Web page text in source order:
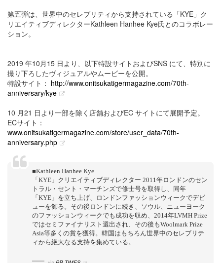
第五弾は、世界中のセレブリティから支持されている「KYE」ク
リエイティブディレクターKathleen Hanhee Kye氏とのコラボレー
ション。
2019 年10月15 日より、以下特設サイトおよびSNS にて、特別に
撮り下ろしたヴィジュアルやムービーを公開。
特設サイト： http://www.onitsukatigermagazine.com/70th-
anniversary/kye
10 月21 日より一部を除く店舗およびEC サイトにて展開予定。
ECサイト：
www.onitsukatigermagazine.com/store/user_data/70th-
anniversary.php
■Kathleen Hanhee Kye
「KYE」クリエイティブディレクター 2011年ロンドンのセン
トラル・セント・マーチンズで修士号を取得し、同年
「KYE」を立ち上げ、ロンドンファッションウィークでデビ
ューを飾る。その後ロンドンに続き、ソウル、ニューヨーク
のファッションウィークでも成功を収め、2014年LVMH Prize
ではセミファイナリスト選出され、その後もWoolmark Prize
Asia等多くの賞を獲得。韓国はもちろん世界中のセレブリテ
ィから絶大なる支持を集めている。